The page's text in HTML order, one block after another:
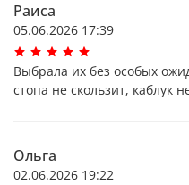
Раиса
05.06.2026 17:39
Выбрала их без особых
стопа не скользит, каблук
Ольга
02.06.2026 19:22